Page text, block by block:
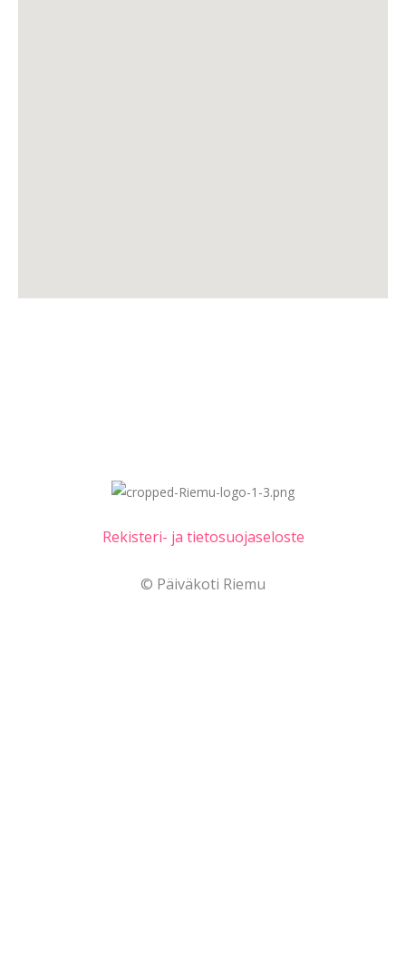
Rekisteri- ja tietosuojaseloste
© Päiväkoti Riemu